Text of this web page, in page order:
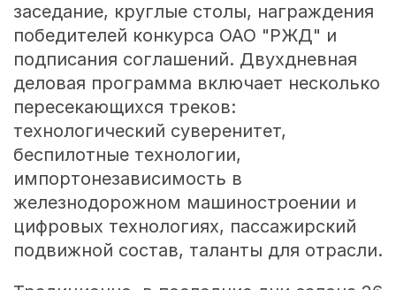
заседание, круглые столы, награждения
победителей конкурса ОАО "РЖД" и
подписания соглашений. Двухдневная
деловая программа включает несколько
пересекающихся треков:
технологический суверенитет,
беспилотные технологии,
импортонезависимость в
железнодорожном машиностроении и
цифровых технологиях, пассажирский
подвижной состав, таланты для отрасли.